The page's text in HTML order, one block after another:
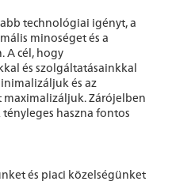
technológiai igényt, a
minoséget és a
A cél, hogy
és szolgáltatásainkkal
és az
Zárójelben
haszna fontos
és piaci közelségünket